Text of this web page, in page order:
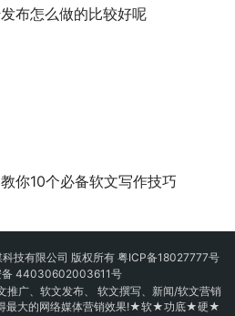
布怎么做的比较好呢
你10个必备软文写作技巧
技有限公司 版权所有 粤ICP备18027777号
备 44030602003611号
推广、 软文发布、 软文撰写、新闻/软文营销
最大的网络媒体营销效果!★软★功底★硬★